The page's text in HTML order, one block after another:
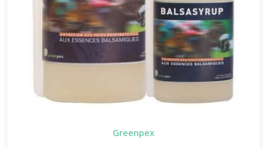
Greenpex